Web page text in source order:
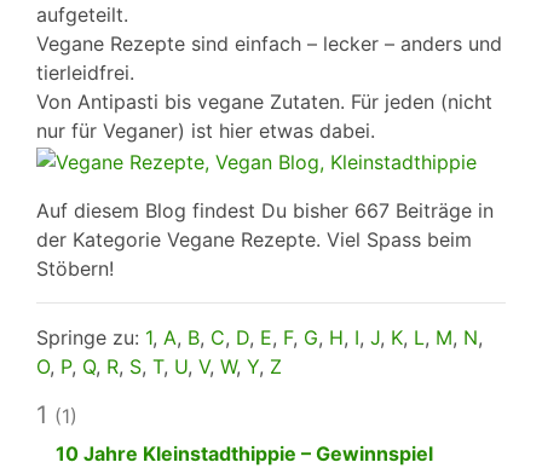
aufgeteilt.
Vegane Rezepte sind einfach – lecker – anders und
tierleidfrei.
Von Antipasti bis vegane Zutaten. Für jeden (nicht
nur für Veganer) ist hier etwas dabei.
Auf diesem Blog findest Du bisher 667 Beiträge in
der Kategorie Vegane Rezepte. Viel Spass beim
Stöbern!
Springe zu: 1, A, B, C, D, E, F, G, H, I, J, K, L, M, N,
O, P, Q, R, S, T, U, V, W, Y, Z
1 (1)
10 Jahre Kleinstadthippie – Gewinnspiel